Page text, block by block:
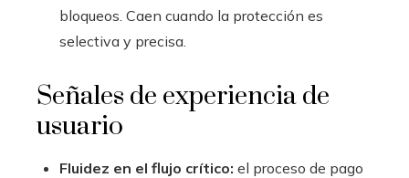
bloqueos. Caen cuando la protección es
selectiva y precisa.
Señales de experiencia de
usuario
Fluidez en el flujo crítico: el proceso de pago